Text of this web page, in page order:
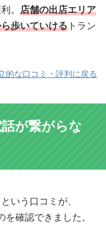
。 店舗の出店エリア
歩いていける トラン
的な口コミ・評判に戻る
が繋がらな
という口コミが、
確認できました。